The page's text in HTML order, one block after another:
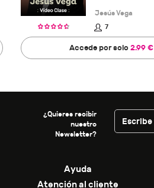
Jesús Vega
7
Accede por solo2.99 €
¿Quieres recibir
nuestro
Newsletter?
Ayuda
Atención al cliente